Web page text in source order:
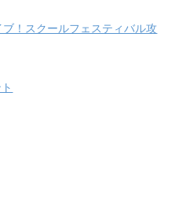
！スクールフェスティバル攻